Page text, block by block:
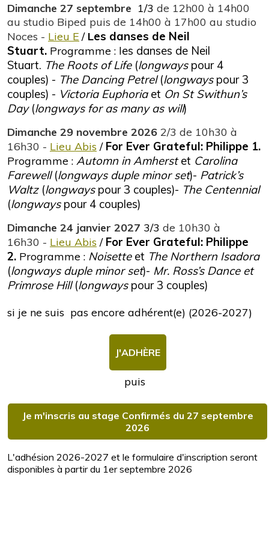
Dimanche 27 septembre 1/3 de 12h00 à 14h00
au studio Biped puis de 14h00 à 17h00 au studio
Noces - Lieu E / Les danses de Neil
Stuart. Programme : les danses de Neil
Stuart. The Roots of Life(longwayspour 4
couples) - The Dancing Petrel(longwayspour 3
couples) - Victoria Euphoriaet On St Swithun’s
Day(longways for as many as will)
Dimanche 29 novembre 2026 2/3 de 10h30 à
16h30 - Lieu Abis / For Ever Grateful: Philippe 1.
Programme : Automn in Amherstet Carolina
Farewell(longways duple minor set)- Patrick’s
Waltz (longwayspour 3 couples)- The Centennial
(longwayspour 4 couples)
Dimanche 24 janvier 2027 3/3 de 10h30 à
16h30 - Lieu Abis / For Ever Grateful: Philippe
2. Programme : Noisetteet The Northern Isadora
(longways duple minor set)- Mr. Ross’s Dance et
Primrose Hill(longwayspour 3 couples)
si je ne suis pas encore adhérent(e) (2026-2027)
J'ADHÈRE
puis
Je m'inscris au stage Confirmés du 27 septembre
2026
L'adhésion 2026-2027 et le formulaire d'inscription seront
disponibles à partir du 1er septembre 2026